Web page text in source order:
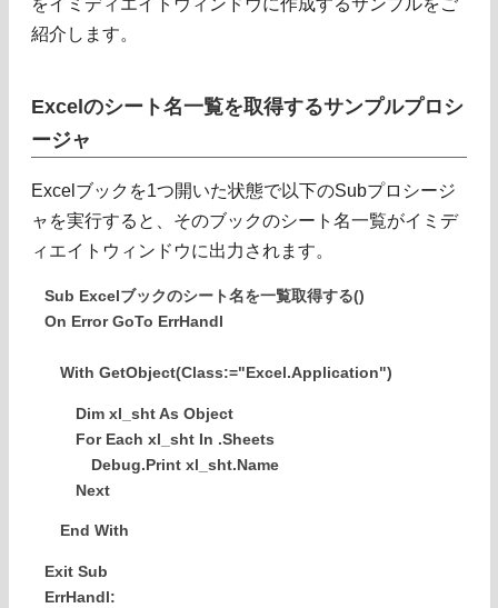
をイミディエイトウィンドウに作成するサンプルをご
紹介します。
Excelのシート名一覧を取得するサンプルプロシ
ージャ
Excelブックを1つ開いた状態で以下のSubプロシージ
ャを実行すると、そのブックのシート名一覧がイミデ
ィエイトウィンドウに出力されます。
Sub Excelブックのシート名を一覧取得する()
On Error GoTo ErrHandl
With GetObject(Class:="Excel.Application")
Dim xl_sht As Object
For Each xl_sht In .Sheets
Debug.Print xl_sht.Name
Next
End With
Exit Sub
ErrHandl: